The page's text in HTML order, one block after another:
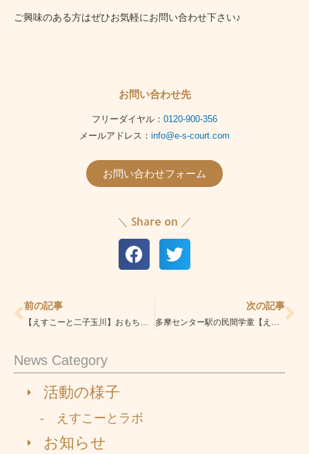
News Category
活動の様子
- えすこーとラボ
お知らせ
ご興味のある方はぜひお気軽にお問い合わせ下さい♪
お問い合わせ先
フリーダイヤル： 0120-900-356
メールアドレス： info@e-s-court.com
お問い合わせフォーム
＼ Share on ／
前の記事 次の記事